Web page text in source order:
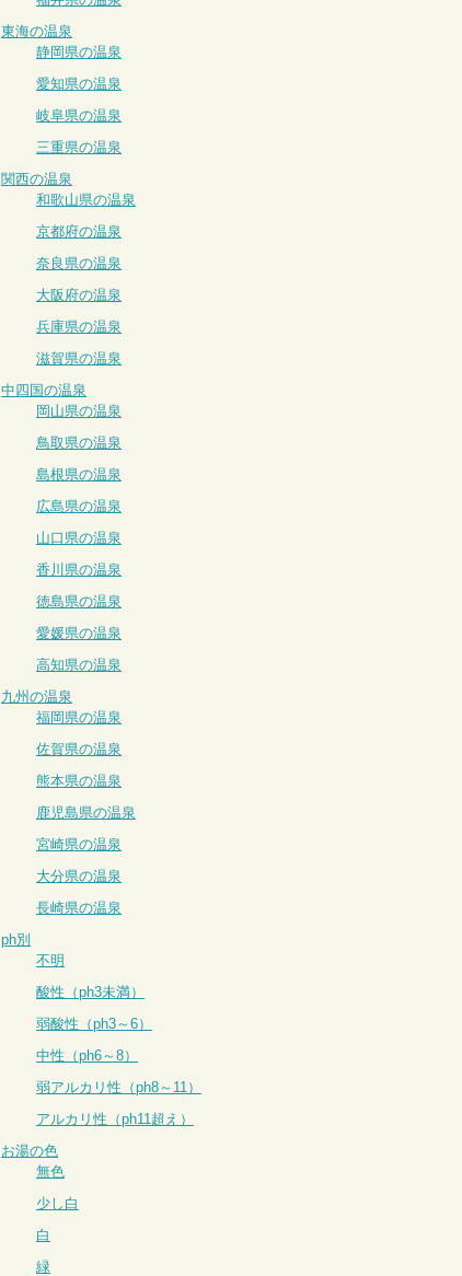
東海の温泉
静岡県の温泉
愛知県の温泉
岐阜県の温泉
三重県の温泉
関西の温泉
和歌山県の温泉
京都府の温泉
奈良県の温泉
大阪府の温泉
兵庫県の温泉
滋賀県の温泉
中四国の温泉
岡山県の温泉
鳥取県の温泉
島根県の温泉
広島県の温泉
山口県の温泉
香川県の温泉
徳島県の温泉
愛媛県の温泉
高知県の温泉
九州の温泉
福岡県の温泉
佐賀県の温泉
熊本県の温泉
鹿児島県の温泉
宮崎県の温泉
大分県の温泉
長崎県の温泉
ph別
不明
酸性（ph3未満）
弱酸性（ph3～6）
中性（ph6～8）
弱アルカリ性（ph8～11）
アルカリ性（ph11超え）
お湯の色
無色
少し白
白
緑